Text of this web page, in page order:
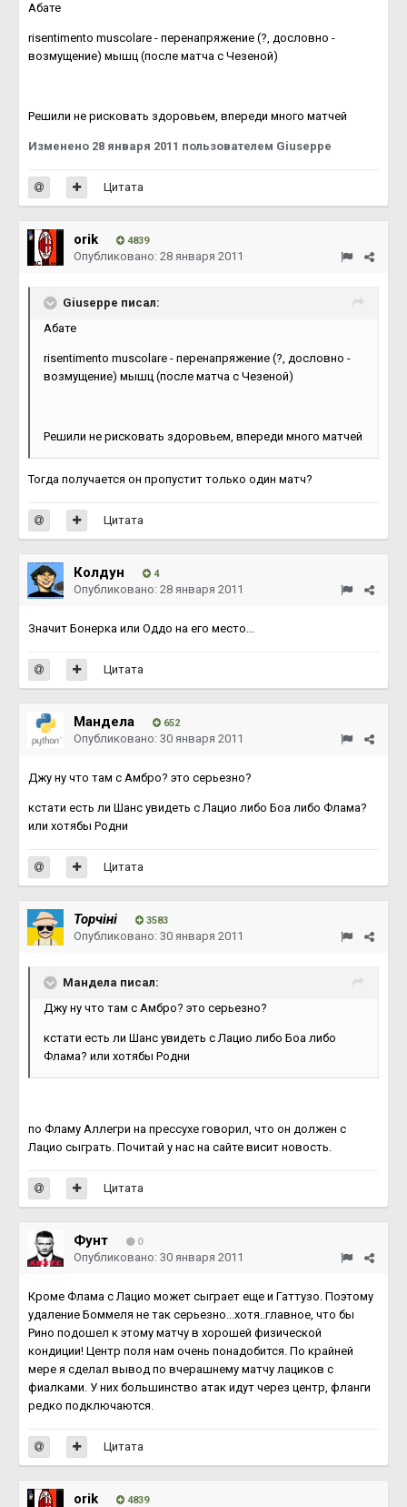
Абате
risentimento muscolare - перенапряжение (?, дословно -
возмущение) мышц (после матча с Чезеной)
Решили не рисковать здоровьем, впереди много матчей
Изменено 28 января 2011 пользователем Giuseppe
Цитата
orik 4839
Опубликовано: 28 января 2011
Giuseppe писал:
Абате
risentimento muscolare - перенапряжение (?, дословно -
возмущение) мышц (после матча с Чезеной)
Решили не рисковать здоровьем, впереди много матчей
Тогда получается он пропустит только один матч?
Цитата
Колдун 4
Опубликовано: 28 января 2011
Значит Бонерка или Оддо на его место...
Цитата
Мандела 652
Опубликовано: 30 января 2011
Джу ну что там с Амбро? это серьезно?
кстати есть ли Шанс увидеть с Лацио либо Боа либо Флама?
или хотябы Родни
Цитата
Topчiнi 3583
Опубликовано: 30 января 2011
Мандела писал:
Джу ну что там с Амбро? это серьезно?
кстати есть ли Шанс увидеть с Лацио либо Боа либо
Флама? или хотябы Родни
по Фламу Аллегри на прессухе говорил, что он должен с
Лацио сыграть. Почитай у нас на сайте висит новость.
Цитата
Фунт 0
Опубликовано: 30 января 2011
Кроме Флама с Лацио может сыграет еще и Гаттузо. Поэтому
удаление Боммеля не так серьезно...хотя..главное, что бы
Рино подошел к этому матчу в хорошей физической
кондиции! Центр поля нам очень понадобится. По крайней
мере я сделал вывод по вчерашнему матчу лациков с
фиалками. У них большинство атак идут через центр, фланги
редко подключаются.
Цитата
orik 4839